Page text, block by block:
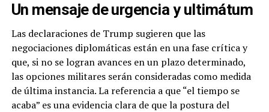
Un mensaje de urgencia y ultimátum
Las declaraciones de Trump sugieren que las
negociaciones diplomáticas están en una fase crítica y
que, si no se logran avances en un plazo determinado,
las opciones militares serán consideradas como medida
de última instancia. La referencia a que “el tiempo se
acaba” es una evidencia clara de que la postura del